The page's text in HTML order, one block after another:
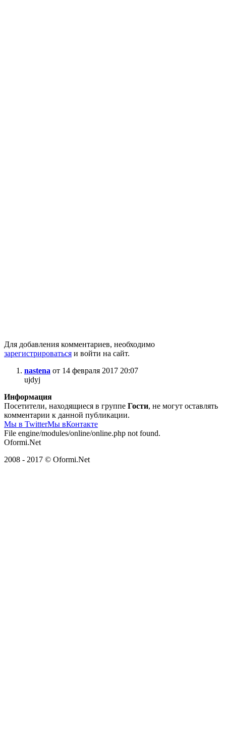
Для добавления комментариев, необходимо
зарегистрироваться и войти на сайт.
nastena от 14 февраля 2017 20:07
ujdyj
Информация
Посетители, находящиеся в группе Гости, не могут оставлять
комментарии к данной публикации.
Мы в TwitterМы вКонтакте
File engine/modules/online/online.php not found.
Oformi.Net
2008 - 2017 © Oformi.Net